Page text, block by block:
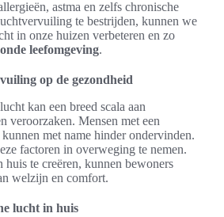
astma en zelfs chronische
te bestrijden, kunnen we
in onze huizen verbeteren en zo
leefomgeving.
op de gezondheid
kan een breed scala aan
veroorzaken. Mensen met een
met name hinder ondervinden.
factoren in overweging te nemen.
te creëren, kunnen bewoners
welzijn en comfort.
lucht in huis